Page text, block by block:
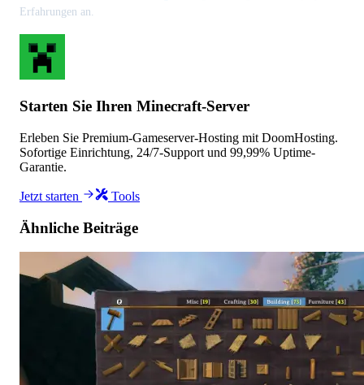
Erfahrungen an.
Starten Sie Ihren Minecraft-Server
Erleben Sie Premium-Gameserver-Hosting mit DoomHosting.
Sofortige Einrichtung, 24/7-Support und 99,99% Uptime-
Garantie.
Jetzt starten Tools
Ähnliche Beiträge